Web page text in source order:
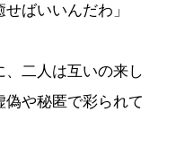
ばいいんだわ」
二人は互いの来し
や秘匿で彩られて